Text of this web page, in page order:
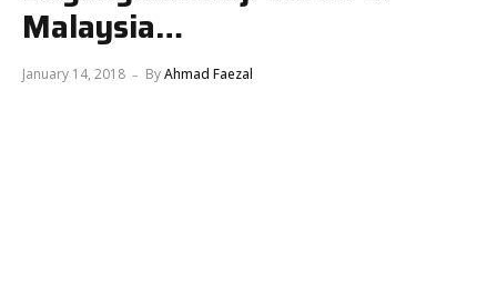
Malaysia…
January 14, 2018 ByAhmad Faezal